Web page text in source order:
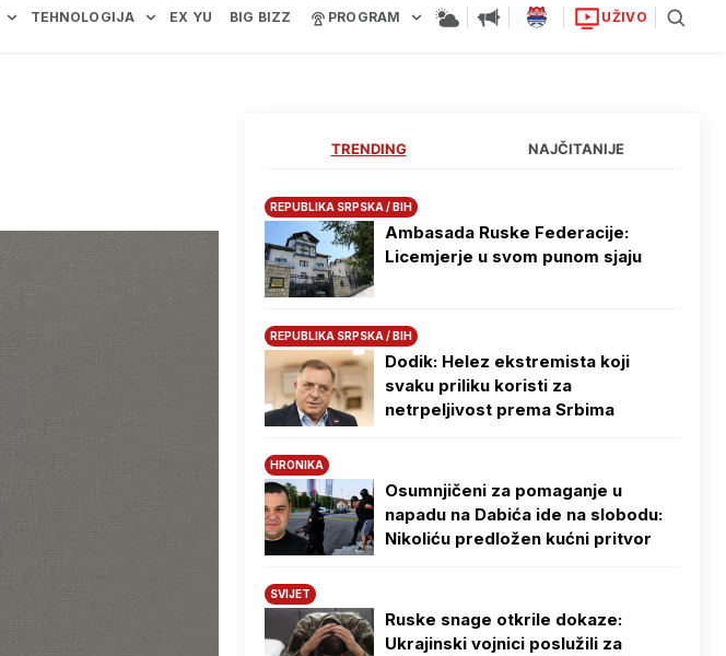
TEHNOLOGIJA EX YU BIG BIZZ PROGRAM UŽIVO
TRENDING NAJČITANIJE
REPUBLIKA SRPSKA / BIH
Ambasada Ruske Federacije:
Licemjerje u svom punom sjaju
REPUBLIKA SRPSKA / BIH
Dodik: Helez ekstremista koji
svaku priliku koristi za
netrpeljivost prema Srbima
HRONIKA
Osumnjičeni za pomaganje u
napadu na Dabića ide na slobodu:
Nikoliću predložen kućni pritvor
SVIJET
Ruske snage otkrile dokaze:
Ukrajinski vojnici poslužili za